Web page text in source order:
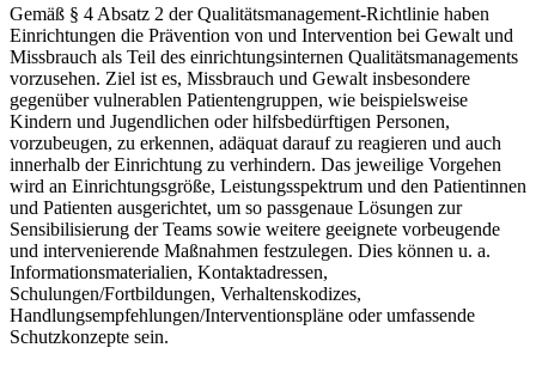
Gemäß § 4 Absatz 2 der Qualitätsmanagement-Richtlinie haben
Einrichtungen die Prävention von und Intervention bei Gewalt und
Missbrauch als Teil des einrichtungsinternen Qualitätsmanagements
vorzusehen. Ziel ist es, Missbrauch und Gewalt insbesondere
gegenüber vulnerablen Patientengruppen, wie beispielsweise
Kindern und Jugendlichen oder hilfsbedürftigen Personen,
vorzubeugen, zu erkennen, adäquat darauf zu reagieren und auch
innerhalb der Einrichtung zu verhindern. Das jeweilige Vorgehen
wird an Einrichtungsgröße, Leistungsspektrum und den Patientinnen
und Patienten ausgerichtet, um so passgenaue Lösungen zur
Sensibilisierung der Teams sowie weitere geeignete vorbeugende
und intervenierende Maßnahmen festzulegen. Dies können u. a.
Informationsmaterialien, Kontaktadressen,
Schulungen/Fortbildungen, Verhaltenskodizes,
Handlungsempfehlungen/Interventionspläne oder umfassende
Schutzkonzepte sein.